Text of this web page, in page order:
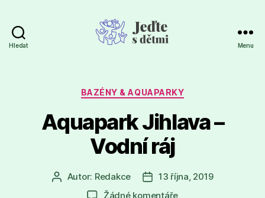
Hledat Menu
Rubriky
BAZÉNY & AQUAPARKY
Aquapark Jihlava –
Vodní ráj
Autor
příspěvku
Autor: Redakce
Datum
příspěvku
13 října, 2019
Žádné komentářeu